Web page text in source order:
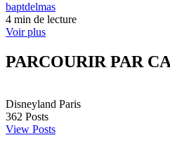
baptdelmas
4 min de lecture
Voir plus
PARCOURIR PAR
Disneyland Paris
362 Posts
View Posts